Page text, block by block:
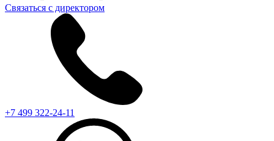
Связаться с директором
+7 499 322-24-11